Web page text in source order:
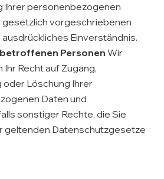
Ihrer personenbezogenen
gesetzlich vorgeschriebenen
ausdrückliches Einverständnis.
PersonenWir
Recht auf Zugang,
oder Löschung Ihrer
Daten und
sonstiger Rechte, die Sie
geltenden Datenschutzgesetze